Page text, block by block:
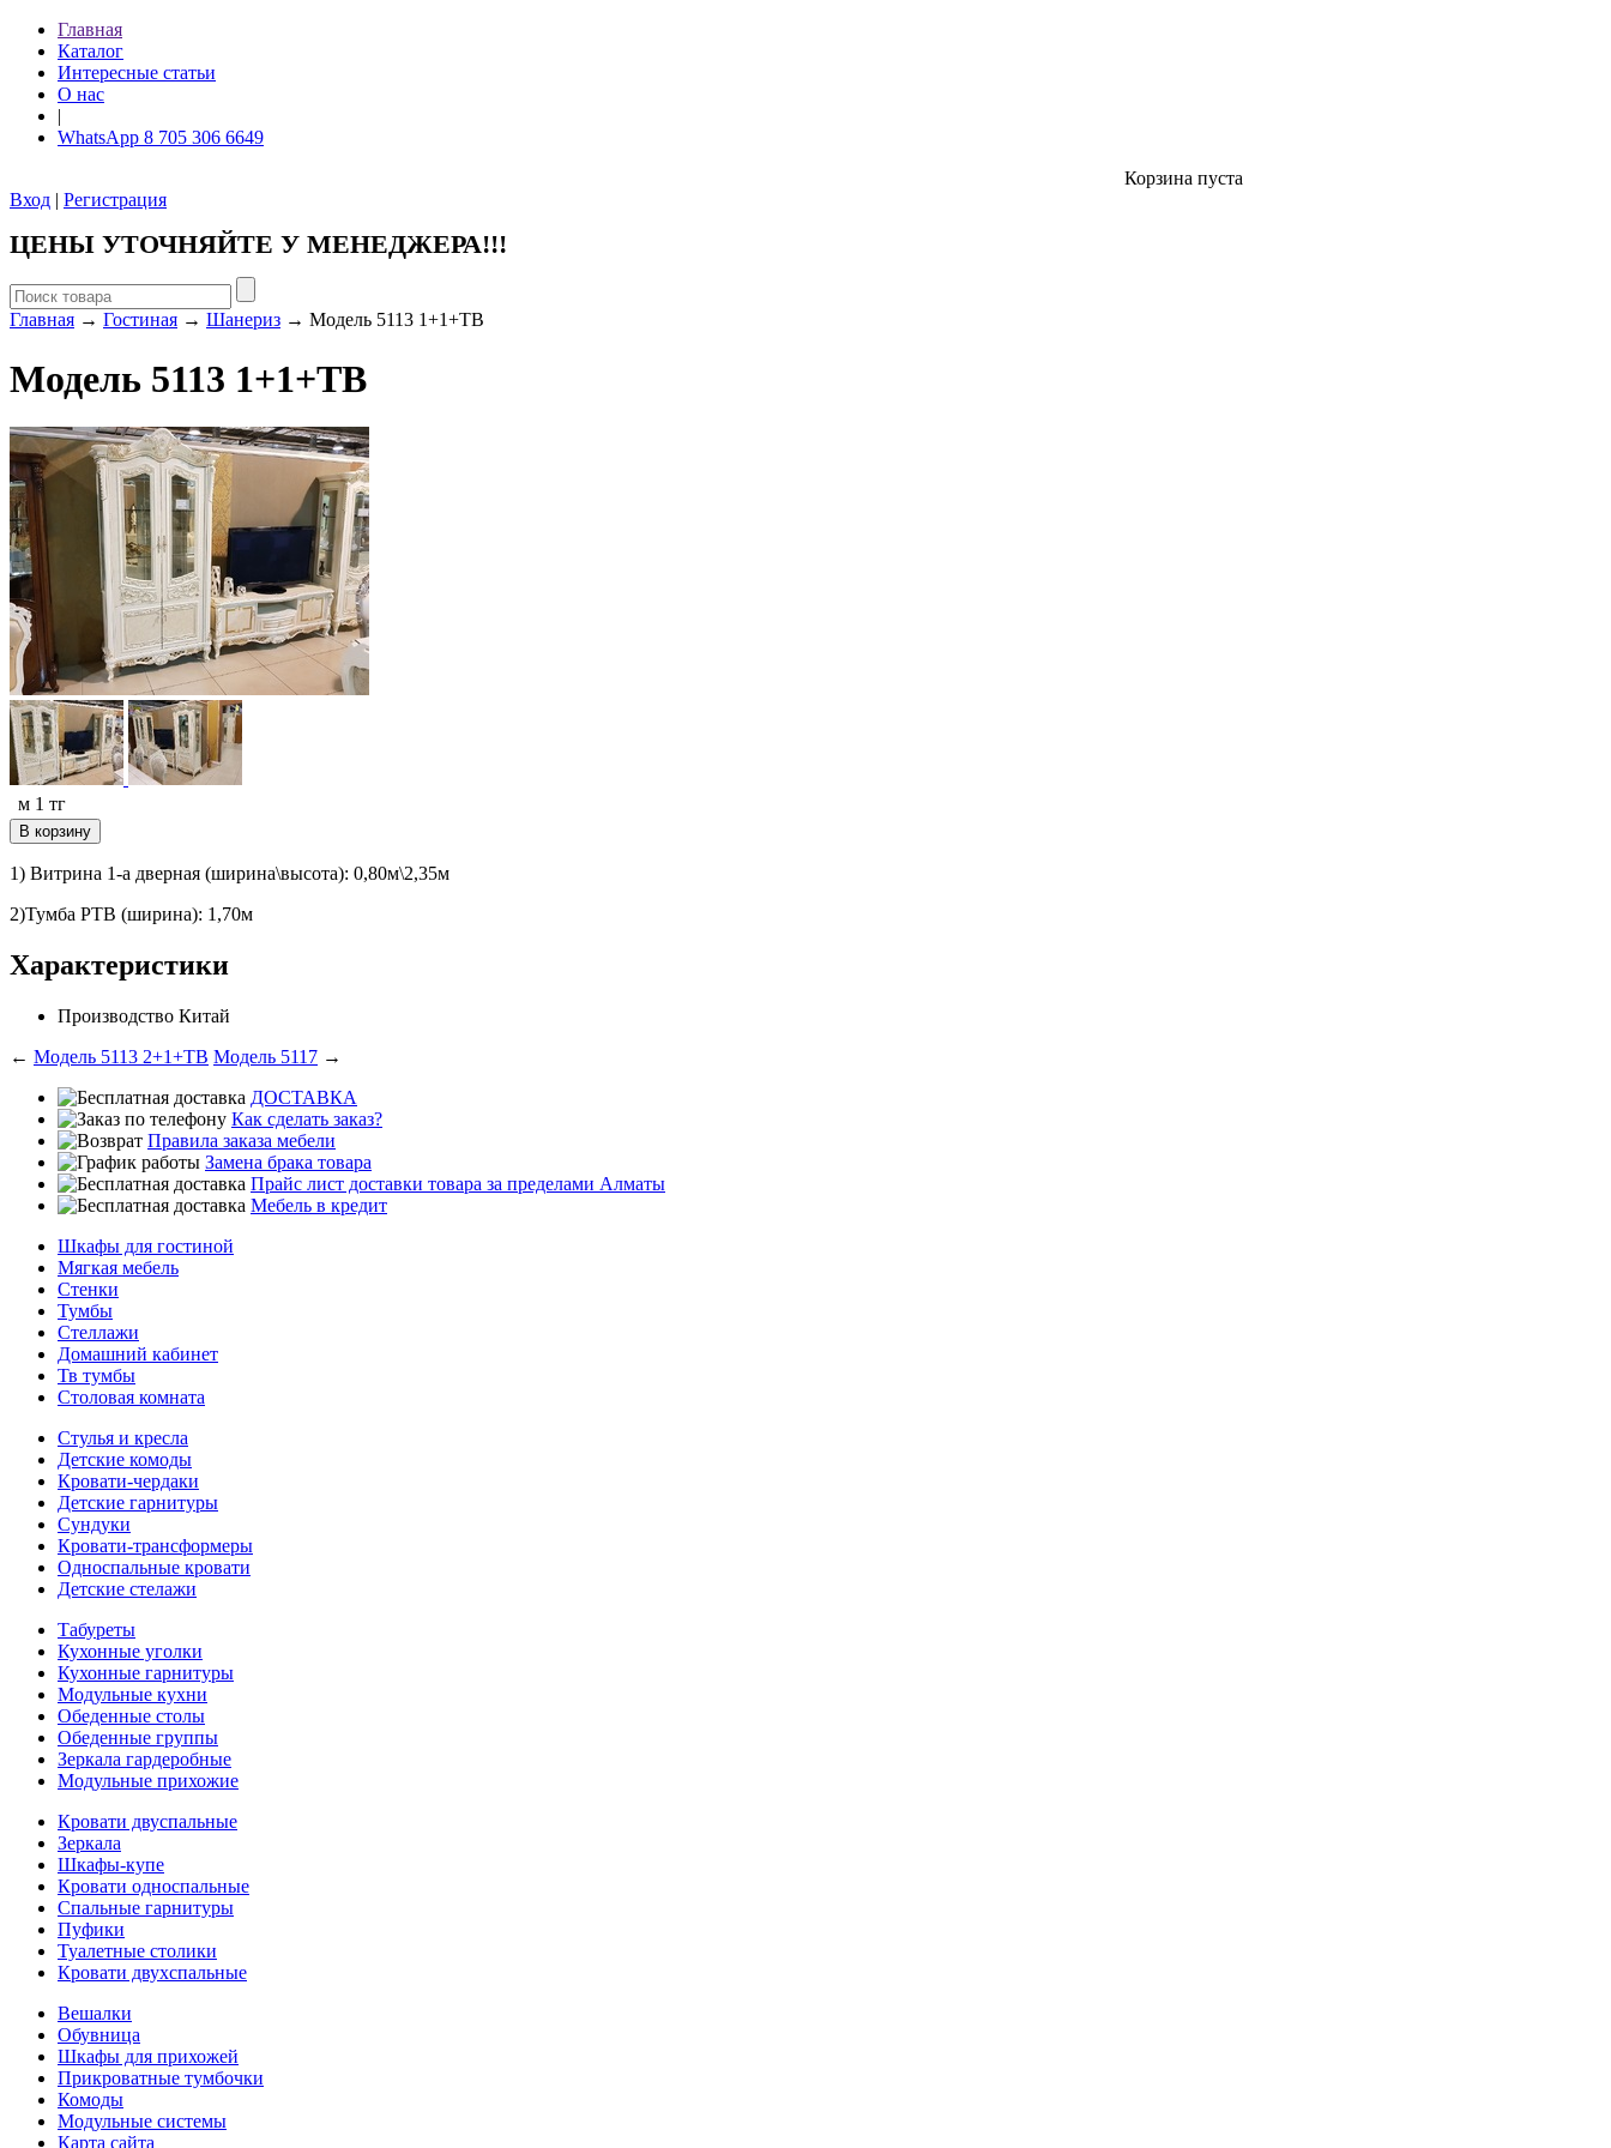
Главная
Каталог
Интересные статьи
О нас
|
WhatsApp 8 705 306 6649
Корзина пуста
Вход | Регистрация
ЦЕНЫ УТОЧНЯЙТЕ У МЕНЕДЖЕРА!!!
Главная → Гостиная → Шанериз → Модель 5113 1+1+ТВ
Модель 5113 1+1+ТВ
м 1 тг
В корзину
1) Витрина 1-а дверная (ширина\высота): 0,80м\2,35м
2)Тумба РТВ (ширина): 1,70м
Характеристики
Производство Китай
← Модель 5113 2+1+ТВ Модель 5117 →
ДОСТАВКА
Как сделать заказ?
Правила заказа мебели
Замена брака товара
Прайс лист доставки товара за пределами Алматы
Мебель в кредит
Шкафы для гостиной
Мягкая мебель
Стенки
Тумбы
Стеллажи
Домашний кабинет
Тв тумбы
Столовая комната
Стулья и кресла
Детские комоды
Кровати-чердаки
Детские гарнитуры
Сундуки
Кровати-трансформеры
Односпальные кровати
Детские стелажи
Табуреты
Кухонные уголки
Кухонные гарнитуры
Модульные кухни
Обеденные столы
Обеденные группы
Зеркала гардеробные
Модульные прихожие
Кровати двуспальные
Зеркала
Шкафы-купе
Кровати односпальные
Спальные гарнитуры
Пуфики
Туалетные столики
Кровати двухспальные
Вешалки
Обувница
Шкафы для прихожей
Прикроватные тумбочки
Комоды
Модульные системы
Карта сайта